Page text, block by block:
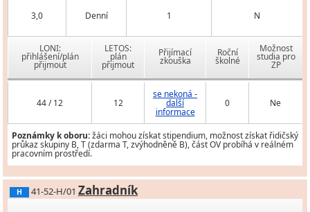
3,0 Denní 1 N
LONI:
přihlášení/plán
přijmout
LETOS:
plán
přijmout
Přijímací
zkouška
Roční
školné
Možnost
studia pro
ZP
44 / 12 12
se nekoná -
další
informace
0 Ne
Poznámky k oboru:žáci mohou získat stipendium, možnost získat řidičský
průkaz skupiny B, T (zdarma T, zvýhodněně B), část OV probíhá v reálném
pracovním prostředí.
H 41-52-H/01 Zahradník